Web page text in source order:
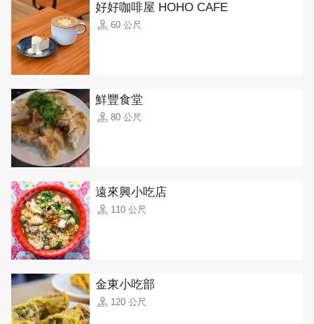
好好咖啡屋 HOHO CAFE
60 公尺
鮮豐食堂
80 公尺
遠來興小吃店
110 公尺
金東小吃部
120 公尺